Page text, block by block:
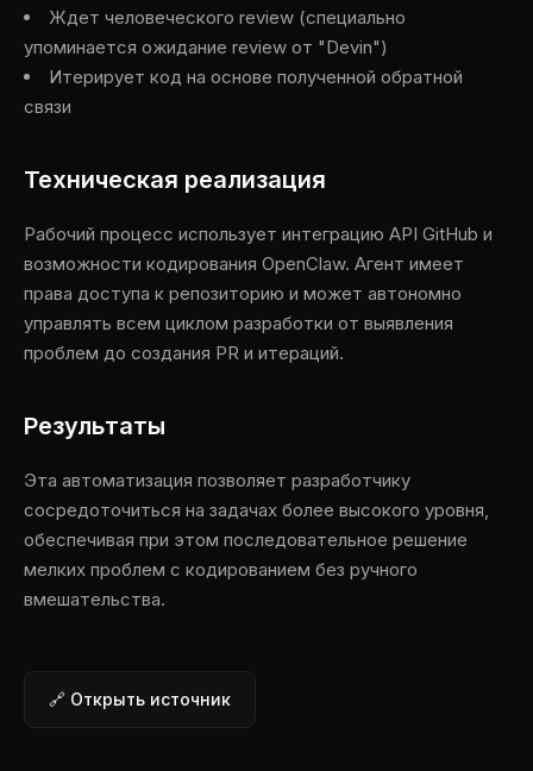
Ждет человеческого review (специально
упоминается ожидание review от "Devin")
Итерирует код на основе полученной обратной
связи
Техническая реализация
Рабочий процесс использует интеграцию API GitHub и
возможности кодирования OpenClaw. Агент имеет
права доступа к репозиторию и может автономно
управлять всем циклом разработки от выявления
проблем до создания PR и итераций.
Результаты
Эта автоматизация позволяет разработчику
сосредоточиться на задачах более высокого уровня,
обеспечивая при этом последовательное решение
мелких проблем с кодированием без ручного
вмешательства.
🔗 Открыть источник